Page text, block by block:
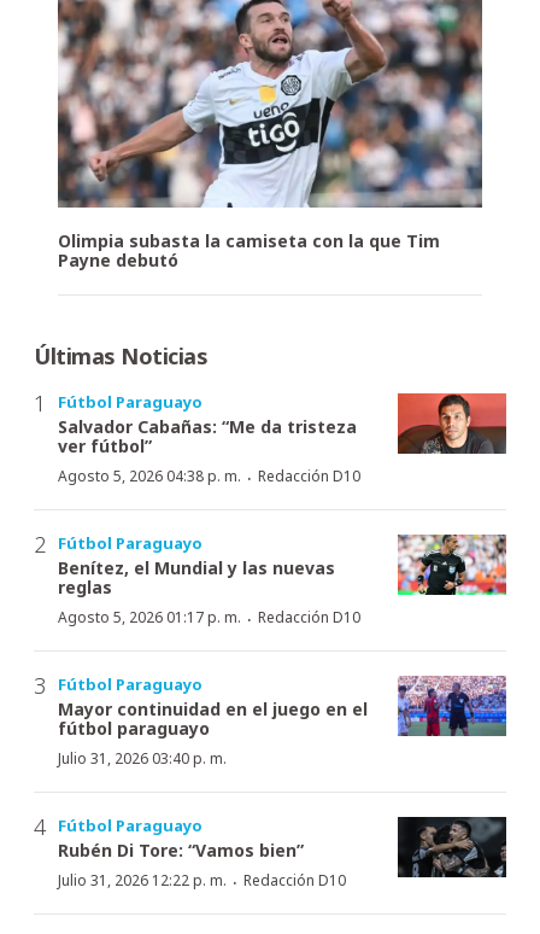
Olimpia subasta la camiseta con la que Tim
Payne debutó
Últimas Noticias
Fútbol Paraguayo
Salvador Cabañas: “Me da tristeza
ver fútbol”
Agosto 5, 2026 04:38 p. m. · Redacción D10
Fútbol Paraguayo
Benítez, el Mundial y las nuevas
reglas
Agosto 5, 2026 01:17 p. m. · Redacción D10
Fútbol Paraguayo
Mayor continuidad en el juego en el
fútbol paraguayo
Julio 31, 2026 03:40 p. m.
Fútbol Paraguayo
Rubén Di Tore: “Vamos bien”
Julio 31, 2026 12:22 p. m. · Redacción D10